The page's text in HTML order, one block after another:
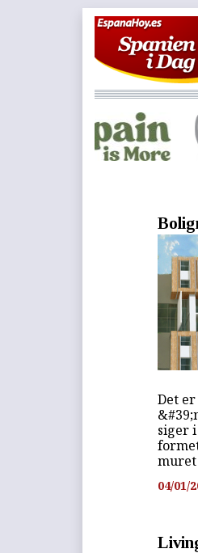
Det
siger
muret
04/01/